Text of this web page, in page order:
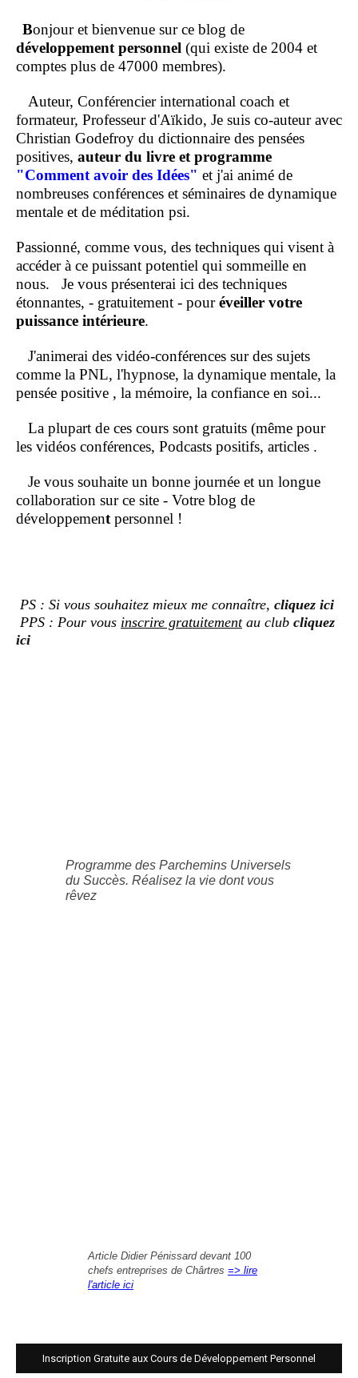
Bonjour et bienvenue sur ce blog de
développement personnel (qui existe de 2004 et
comptes plus de 47000 membres).
Auteur, Conférencier international coach et
formateur, Professeur d'Aïkido, Je suis co-auteur avec
Christian Godefroy du dictionnaire des pensées
positives, auteur du livre et programme
"Comment avoir des Idées" et j'ai animé de
nombreuses conférences et séminaires de dynamique
mentale et de méditation psi.
Passionné, comme vous, des techniques qui visent à
accéder à ce puissant potentiel qui sommeille en
nous. Je vous présenterai ici des techniques
étonnantes, - gratuitement - pouréveiller votre
puissance intérieure.
J'animerai des vidéo-conférences sur des sujets
comme la PNL, l'hypnose, la dynamique mentale, la
pensée positive , la mémoire, la confiance en soi...
La plupart de ces cours sont gratuits (même pour
les vidéos conférences, Podcasts positifs, articles .
Je vous souhaite un bonne journée et un longue
collaboration sur ce site - Votre blog de
développement personnel !
PS : Si vous souhaitez mieux me connaître, cliquez ici
PPS : Pour vous inscrire gratuitementau club cliquez
ici
Programme des Parchemins Universels
du Succès. Réalisez la vie dont vous
rêvez
Article Didier Pénissard devant 100
chefs entreprises de Chârtres => lire
l'article ici
Inscription Gratuite aux Cours de Développement Personnel